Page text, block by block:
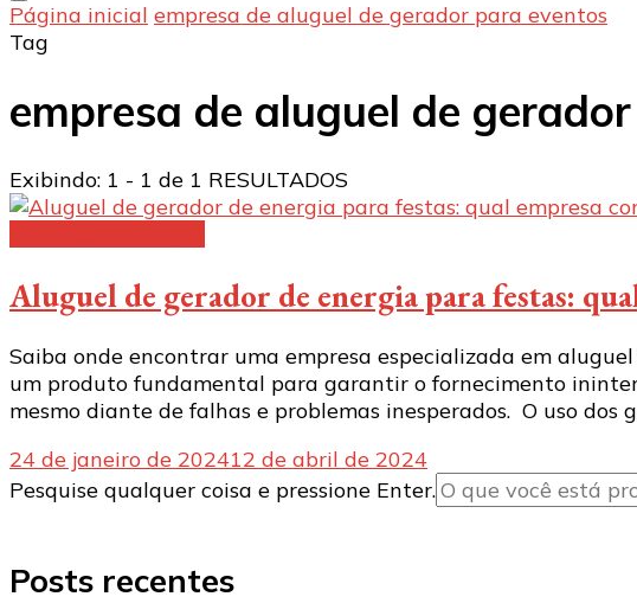
Página inicial empresa de aluguel de gerador para eventos
Tag
empresa de aluguel de
Exibindo: 1 - 1 de 1 RESULTADOS
Aluguel de gerador de energia para festas:
Saiba onde encontrar uma empresa especializada em
um produto fundamental para garantir o fornecimento
mesmo diante de falhas e problemas inesperados. O uso dos
24 de janeiro de 202412 de abril de 2024
Procurando
Pesquise qualquer coisa e pressione Enter.
Posts recentes